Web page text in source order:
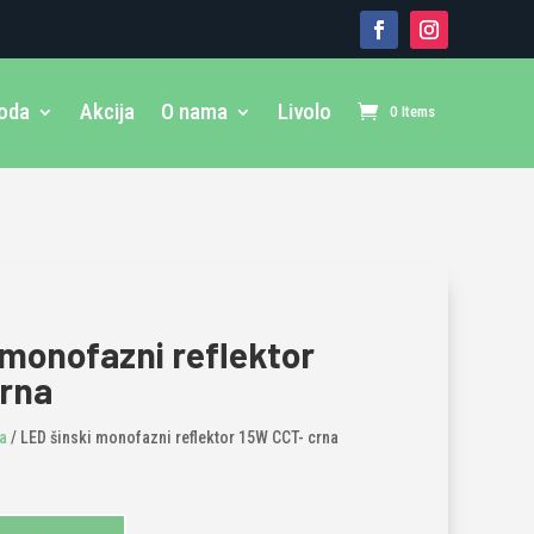
Akcija O nama Livolo 0 Items
reflektor
/ LED šinski monofazni reflektor 15W CCT- crna